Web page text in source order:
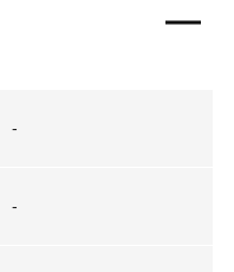
-
-